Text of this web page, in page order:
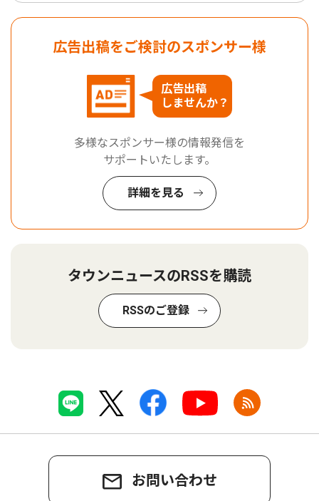
広告出稿をご検討のスポンサー様
広告出稿
しませんか？
多様なスポンサー様の情報発信を
サポートいたします。
詳細を見る
タウンニュースのRSSを購読
RSSのご登録
お問い合わせ